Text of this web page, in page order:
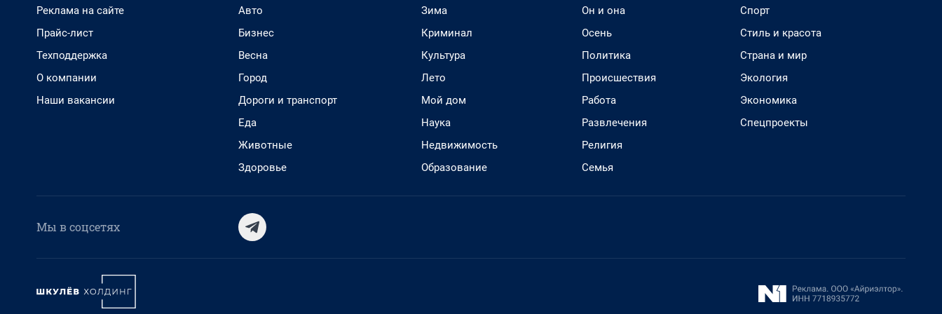
Реклама на сайте
Прайс-лист
Техподдержка
О компании
Наши вакансии
Авто
Бизнес
Весна
Город
Дороги и транспорт
Еда
Животные
Здоровье
Зима
Криминал
Культура
Лето
Мой дом
Наука
Недвижимость
Образование
Он и она
Осень
Политика
Происшествия
Работа
Развлечения
Религия
Семья
Спорт
Стиль и красота
Страна и мир
Экология
Экономика
Спецпроекты
Мы в соцсетях